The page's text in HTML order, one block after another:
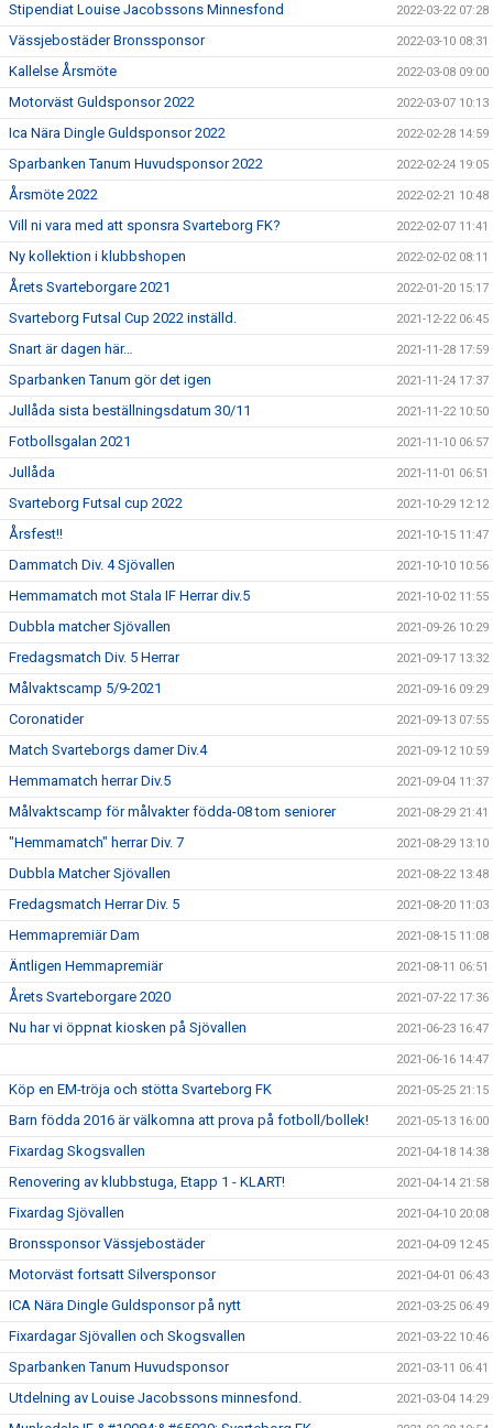
Stipendiat Louise Jacobssons Minnesfond 2022-03-22 07:28
Vässjebostäder Bronssponsor 2022-03-10 08:31
Kallelse Årsmöte 2022-03-08 09:00
Motorväst Guldsponsor 2022 2022-03-07 10:13
Ica Nära Dingle Guldsponsor 2022 2022-02-28 14:59
Sparbanken Tanum Huvudsponsor 2022 2022-02-24 19:05
Årsmöte 2022 2022-02-21 10:48
Vill ni vara med att sponsra Svarteborg FK? 2022-02-07 11:41
Ny kollektion i klubbshopen 2022-02-02 08:11
Årets Svarteborgare 2021 2022-01-20 15:17
Svarteborg Futsal Cup 2022 inställd. 2021-12-22 06:45
Snart är dagen här… 2021-11-28 17:59
Sparbanken Tanum gör det igen 2021-11-24 17:37
Jullåda sista beställningsdatum 30/11 2021-11-22 10:50
Fotbollsgalan 2021 2021-11-10 06:57
Jullåda 2021-11-01 06:51
Svarteborg Futsal cup 2022 2021-10-29 12:12
Årsfest!! 2021-10-15 11:47
Dammatch Div. 4 Sjövallen 2021-10-10 10:56
Hemmamatch mot Stala IF Herrar div.5 2021-10-02 11:55
Dubbla matcher Sjövallen 2021-09-26 10:29
Fredagsmatch Div. 5 Herrar 2021-09-17 13:32
Målvaktscamp 5/9-2021 2021-09-16 09:29
Coronatider 2021-09-13 07:55
Match Svarteborgs damer Div.4 2021-09-12 10:59
Hemmamatch herrar Div.5 2021-09-04 11:37
Målvaktscamp för målvakter födda-08 tom seniorer 2021-08-29 21:41
"Hemmamatch" herrar Div. 7 2021-08-29 13:10
Dubbla Matcher Sjövallen 2021-08-22 13:48
Fredagsmatch Herrar Div. 5 2021-08-20 11:03
Hemmapremiär Dam 2021-08-15 11:08
Äntligen Hemmapremiär 2021-08-11 06:51
Årets Svarteborgare 2020 2021-07-22 17:36
Nu har vi öppnat kiosken på Sjövallen 2021-06-23 16:47
2021-06-16 14:47
Köp en EM-tröja och stötta Svarteborg FK 2021-05-25 21:15
Barn födda 2016 är välkomna att prova på fotboll/bollek! 2021-05-13 16:00
Fixardag Skogsvallen 2021-04-18 14:38
Renovering av klubbstuga, Etapp 1 - KLART! 2021-04-14 21:58
Fixardag Sjövallen 2021-04-10 20:08
Bronssponsor Vässjebostäder 2021-04-09 12:45
Motorväst fortsatt Silversponsor 2021-04-01 06:43
ICA Nära Dingle Guldsponsor på nytt 2021-03-25 06:49
Fixardagar Sjövallen och Skogsvallen 2021-03-22 10:46
Sparbanken Tanum Huvudsponsor 2021-03-11 06:41
Utdelning av Louise Jacobssons minnesfond. 2021-03-04 14:29